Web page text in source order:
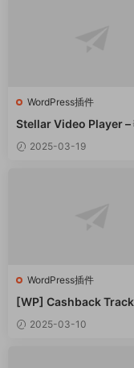
WordPress插件
Stellar Video Player –
視頻播放器
v2.9
2025-03-19
WordPress插件
[WP] Cashback
v2.6.4 退款追蹤器插件
2025-03-10